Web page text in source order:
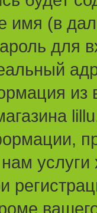
имя (в
для
из